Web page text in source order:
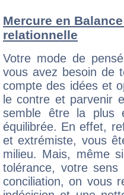
Mercure en
relationnelle
Votre mode de
vous avez besoin de
compte des idées et
le contre et parvenir
semble être la plus
équilibrée. En effet,
et extrémiste, vous
milieu. Mais, même
tolérance, votre
conciliation, on vous